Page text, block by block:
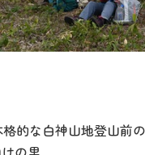
的な白神山地登山前